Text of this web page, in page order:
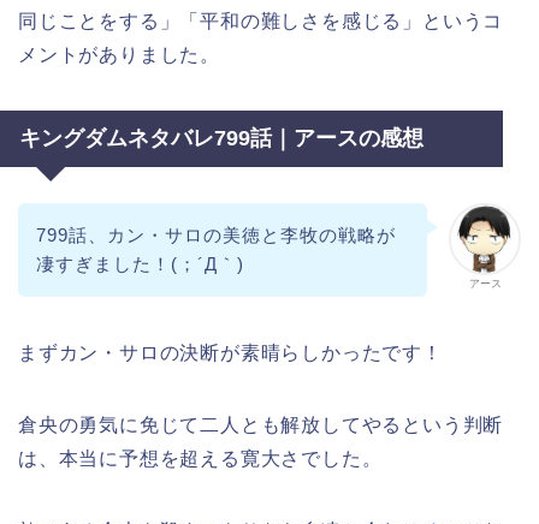
同じことをする」「平和の難しさを感じる」というコ
メントがありました。
キングダムネタバレ799話｜アースの感想
アース
799話、カン・サロの美徳と李牧の戦略が
凄すぎました！(；´Д｀)
まずカン・サロの決断が素晴らしかったです！
倉央の勇気に免じて二人とも解放してやるという判断
は、本当に予想を超える寛大さでした。